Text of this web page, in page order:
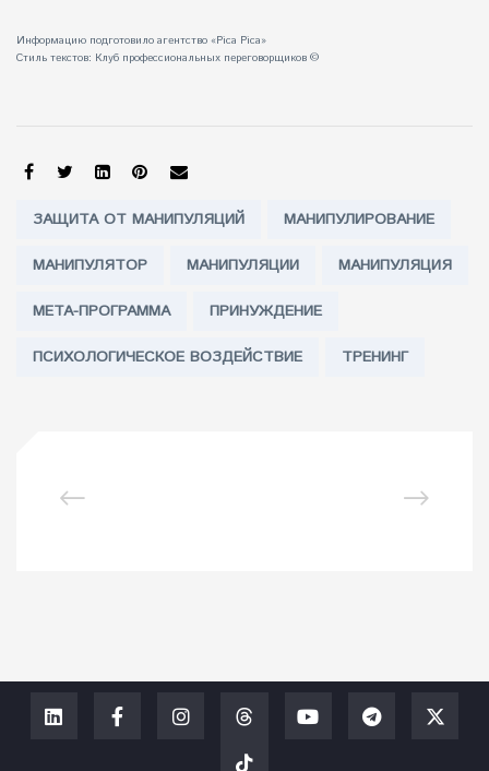
Информацию подготовило агентство «Pica Pica»
Стиль текстов: Клуб профессиональных переговорщиков ©
SHARE:
Tags:
ЗАЩИТА ОТ МАНИПУЛЯЦИЙ МАНИПУЛИРОВАНИЕ
МАНИПУЛЯТОР МАНИПУЛЯЦИИ МАНИПУЛЯЦИЯ
МЕТА-ПРОГРАММА ПРИНУЖДЕНИЕ
ПСИХОЛОГИЧЕСКОЕ ВОЗДЕЙСТВИЕ ТРЕНИНГ